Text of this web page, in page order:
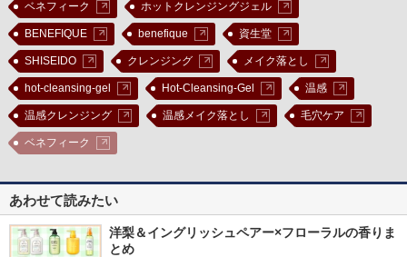
ベネフィーク ホットクレンジングジェル
BENEFIQUE benefique 資生堂
SHISEIDO クレンジング メイク落とし
hot-cleansing-gel Hot-Cleansing-Gel 温感
温感クレンジング 温感メイク落とし 毛穴ケア
ベネフィーク
あわせて読みたい
洋梨＆イングリッシュペアー×フローラルの香りま
とめ